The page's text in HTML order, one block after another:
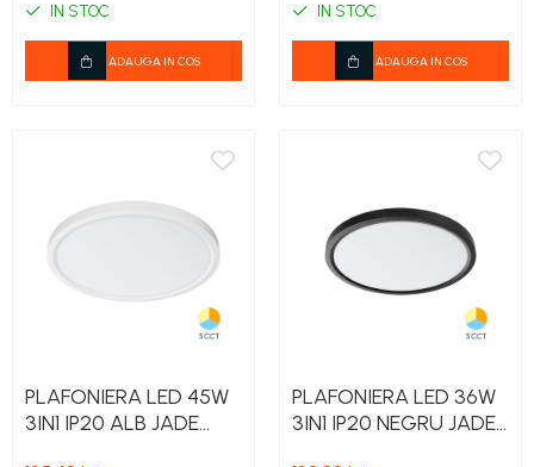
IN STOC
ADAUGA IN COS
IN STOC
ADAUGA IN COS
PLAFONIERA LED 45W
3IN1 IP20 ALB JADE
PLAFONIERA LED 36W
3IN1 IP20 NEGRU JADE